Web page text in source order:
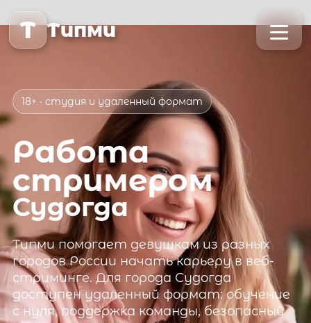
T Типми
18+ · студия и удаленный формат
Работа
стримером
Судогда
Типмипомогает девушкам из разных
городов России начать карьеру в веб-
стриминге. Для города Судогда
доступен удаленный формат: обучение
с нуля, поддержка команды, безопасный